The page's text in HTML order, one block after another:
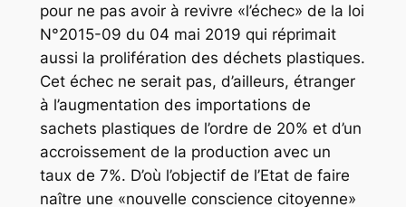
pour ne pas avoir à revivre «l’échec» de la loi
N°2015-09 du 04 mai 2019 qui réprimait
aussi la prolifération des déchets plastiques.
Cet échec ne serait pas, d’ailleurs, étranger
à l’augmentation des importations de
sachets plastiques de l’ordre de 20% et d’un
accroissement de la production avec un
taux de 7%. D’où l’objectif de l’Etat de faire
naître une «nouvelle conscience citoyenne»